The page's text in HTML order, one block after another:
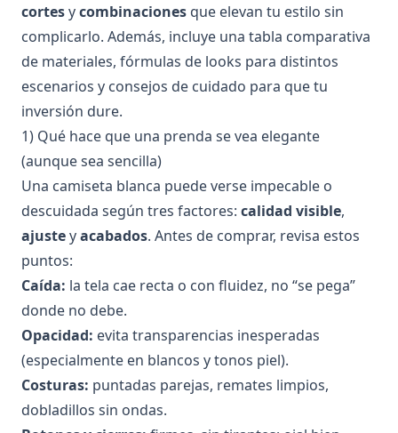
cortesycombinaciones que elevan tu estilo sin
complicarlo. Además, incluye una tabla comparativa
de materiales, fórmulas de looks para distintos
escenarios y consejos de cuidado para que tu
inversión dure.
1) Qué hace que una prenda se vea elegante
(aunque sea sencilla)
Una camiseta blanca puede verse impecable o
descuidada según tres factores: calidad visible,
ajusteyacabados. Antes de comprar, revisa estos
puntos:
Caída: la tela cae recta o con fluidez, no “se pega”
donde no debe.
Opacidad: evita transparencias inesperadas
(especialmente en blancos y tonos piel).
Costuras: puntadas parejas, remates limpios,
dobladillos sin ondas.